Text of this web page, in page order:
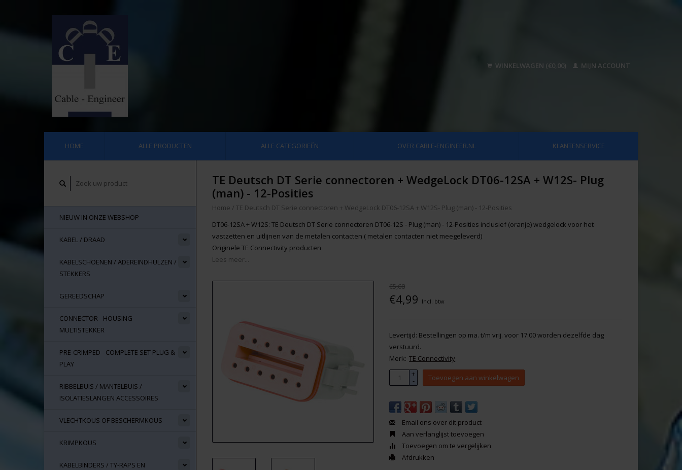
WINKELWAGEN (€0,00) MIJN ACCOUNT
HOME ALLE PRODUCTEN ALLE CATEGORIEËN OVER CABLE-ENGINEER.NL KLANTENSERVICE
NIEUW IN ONZE WEBSHOP
KABEL / DRAAD
KABELSCHOENEN / ADEREINDHULZEN /
STEKKERS
GEREEDSCHAP
CONNECTOR - HOUSING -
MULTISTEKKER
PRE-CRIMPED - COMPLETE SET PLUG &
PLAY
RIBBELBUIS / MANTELBUIS /
ISOLATIESLANGEN ACCESSOIRES
VLECHTKOUS OF BESCHERMKOUS
KRIMPKOUS
KABELBINDERS / TY-RAPS EN
TE Deutsch DT Serie connectoren + WedgeLock DT06-12SA + W12S- Plug
(man) - 12-Posities
Home / TE Deutsch DT Serie connectoren + WedgeLock DT06-12SA + W12S- Plug (man) - 12-Posities
DT06-12SA + W12S: TE Deutsch DT Serie connectoren DT06-12S - Plug (man) - 12-Posities inclusief (oranje) wedgelock voor het
vastzetten en uitlijnen van de metalen contacten ( metalen contacten niet meegeleverd)
Originele TE Connectivity producten
Lees meer...
€5,68
€4,99 Incl. btw
Levertijd: Bestellingen op ma. t/m vrij. voor 17:00 worden dezelfde dag
verstuurd.
Merk: TE Connectivity
+
- Toevoegen aan winkelwagen
Email ons over dit product
Aan verlanglijst toevoegen
Toevoegen om te vergelijken
Afdrukken